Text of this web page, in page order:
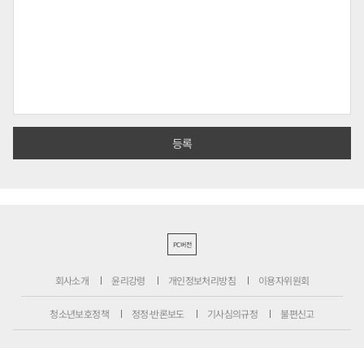
PC버전
회사소개 윤리강령 개인정보처리방침 이용자위원회
청소년보호정책 정정·반론보도 기사심의규정 불편신고